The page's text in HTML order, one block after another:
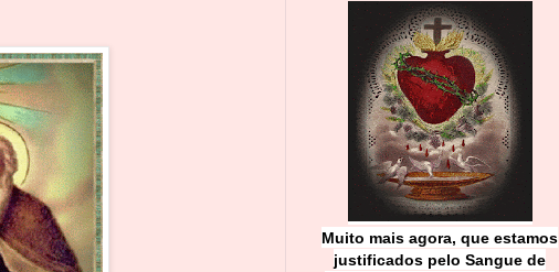
Muito mais agora, que estamos
justificados pelo Sangue de